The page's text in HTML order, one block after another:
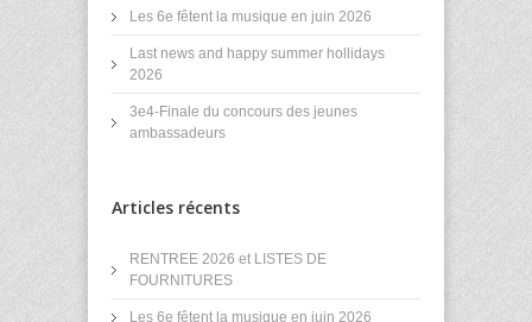
Les 6e fêtent la musique en juin 2026
Last news and happy summer hollidays
2026
3e4-Finale du concours des jeunes
ambassadeurs
Articles récents
RENTREE 2026 et LISTES DE
FOURNITURES
Les 6e fêtent la musique en juin 2026